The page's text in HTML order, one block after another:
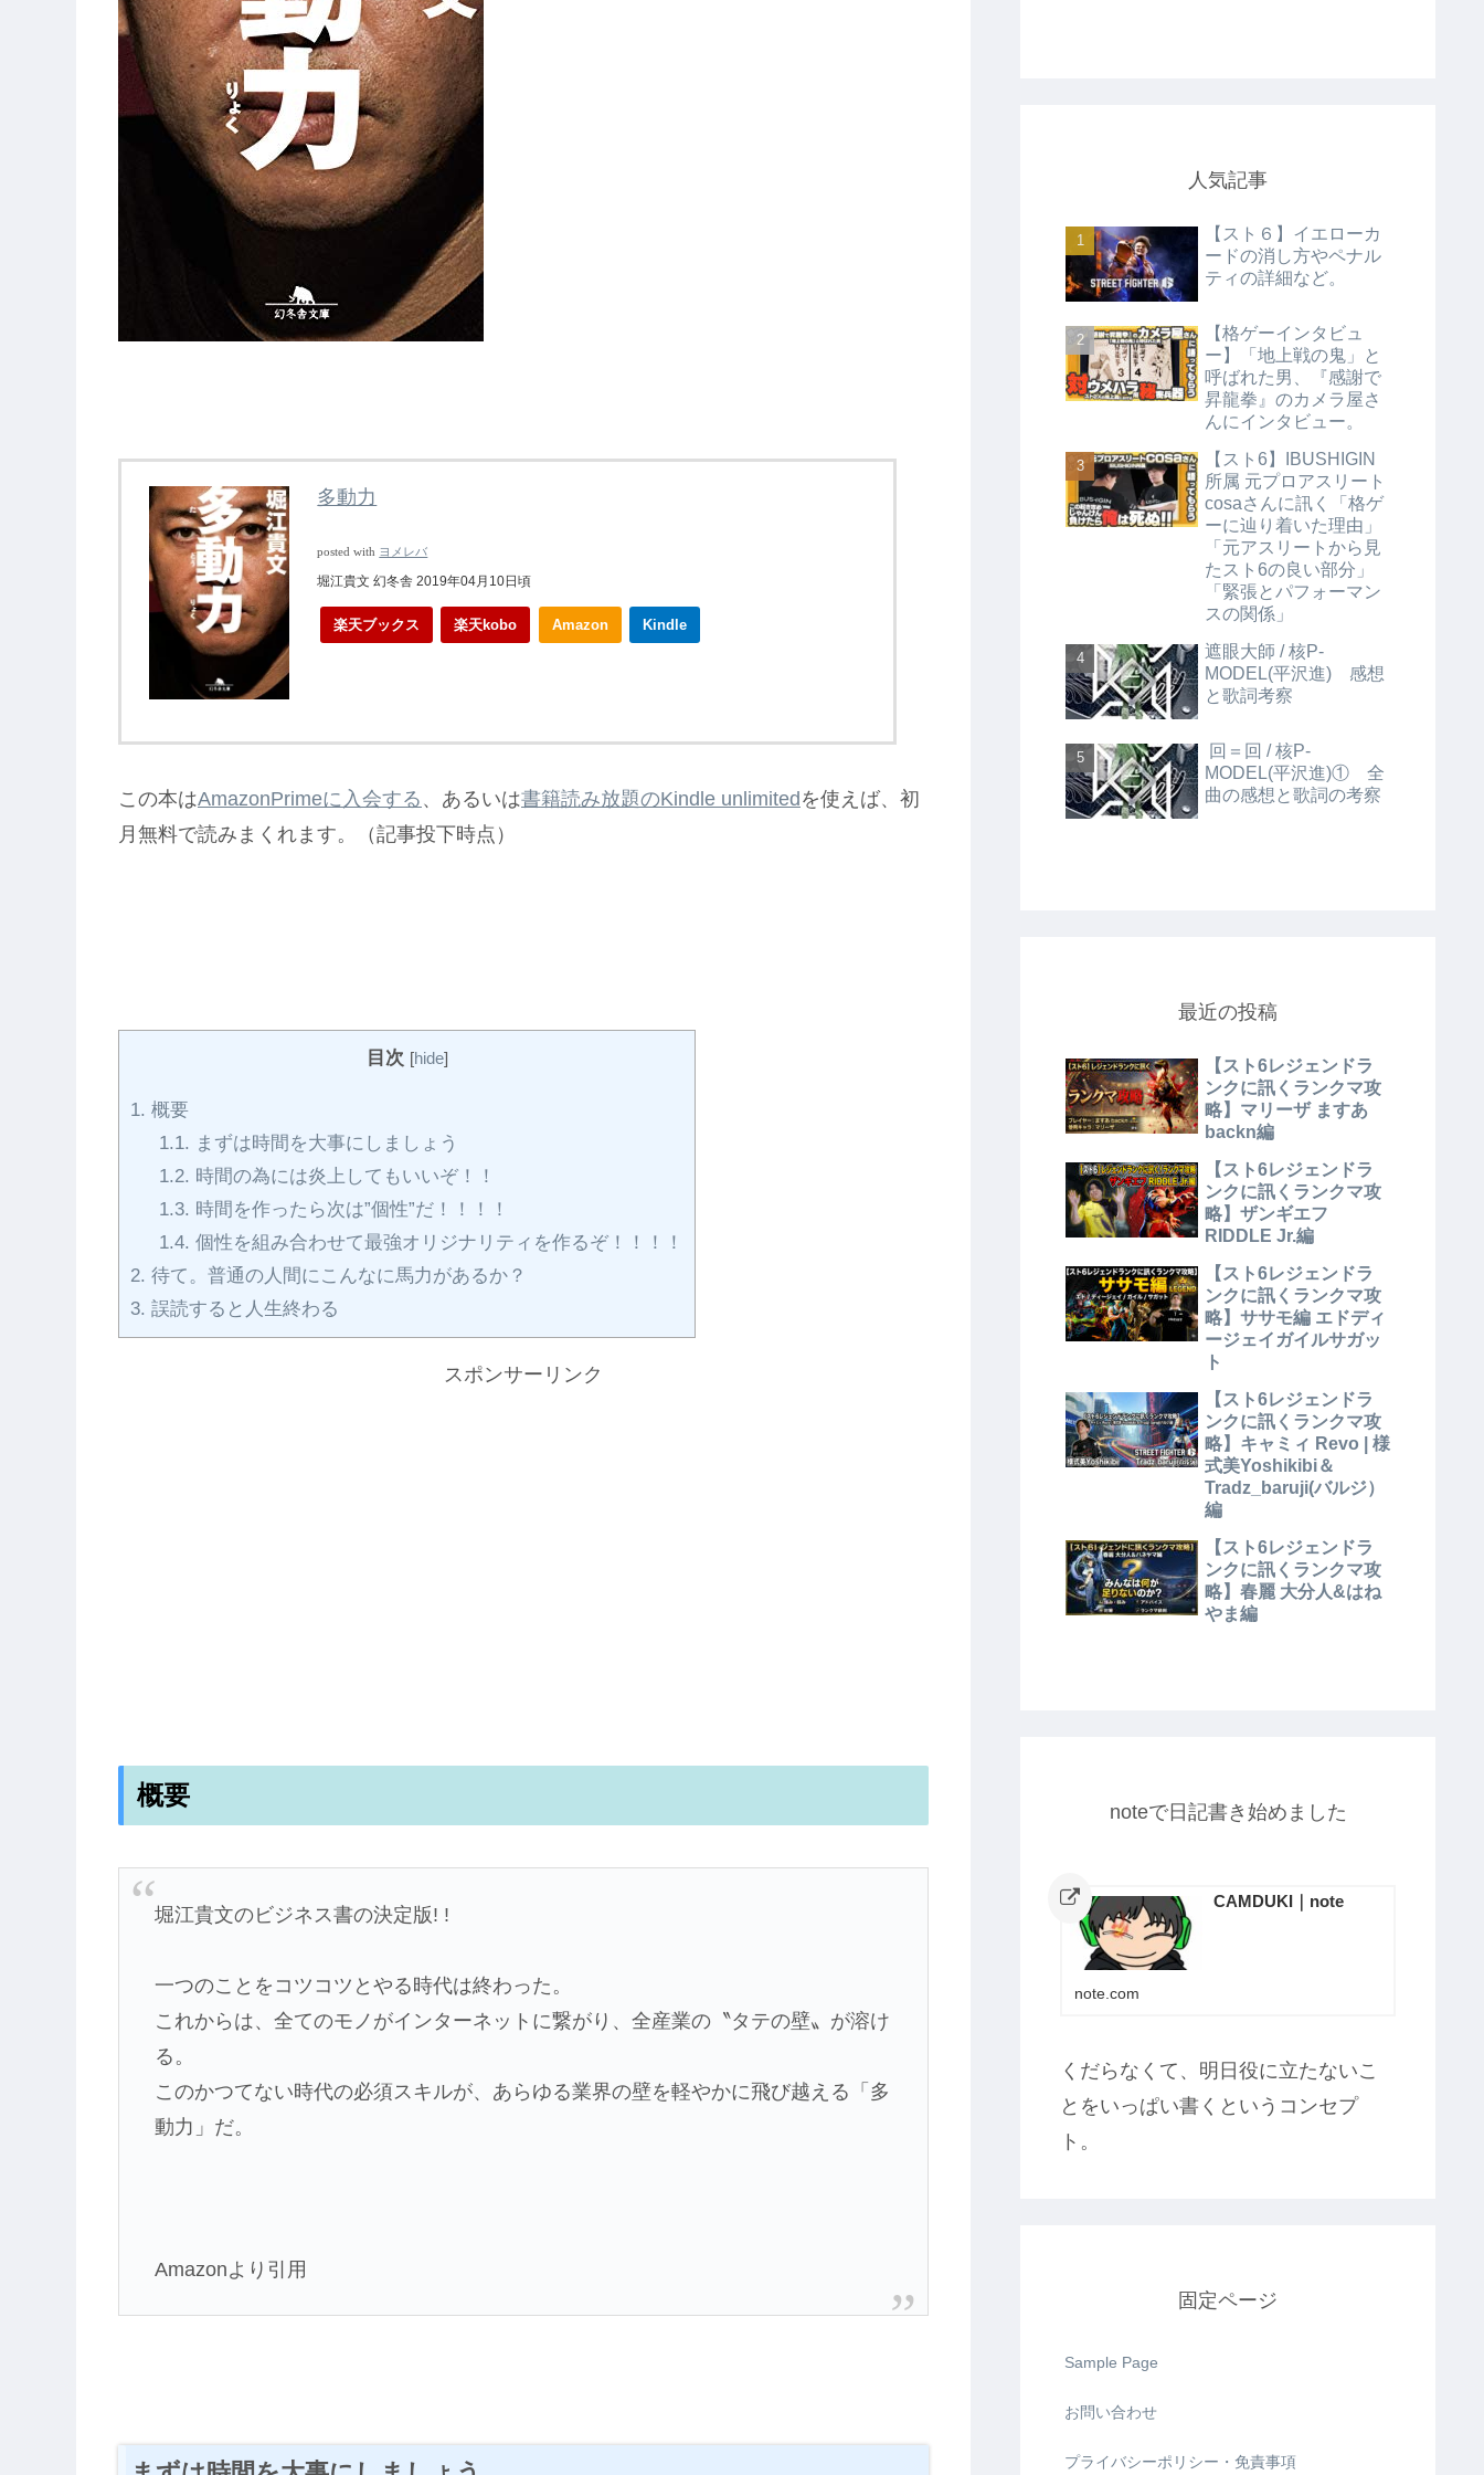
多動力
posted with ヨメレバ
堀江貴文 幻冬舎 2019年04月10日頃
楽天ブックス 楽天kobo Amazon Kindle
この本はAmazonPrimeに入会する 、あるいは書籍読み放題のKindle unlimitedを使えば、初
月無料で読みまくれます。（記事投下時点）
目次 [hide]
1. 概要
1.1. まずは時間を大事にしましょう
1.2. 時間の為には炎上してもいいぞ！！
1.3. 時間を作ったら次は”個性”だ！！！！
1.4. 個性を組み合わせて最強オリジナリティを作るぞ！！！！
2. 待て。普通の人間にこんなに馬力があるか？
3. 誤読すると人生終わる
スポンサーリンク
概要
堀江貴文のビジネス書の決定版! !
一つのことをコツコツとやる時代は終わった。
これからは、全てのモノがインターネットに繋がり、全産業の〝タテの壁〟が溶け
る。
このかつてない時代の必須スキルが、あらゆる業界の壁を軽やかに飛び越える「多
動力」だ。
Amazonより引用
人気記事
【スト６】イエローカ
ードの消し方やペナル
ティの詳細など。
【格ゲーインタビュ
ー】「地上戦の鬼」と
呼ばれた男、『感謝で
昇龍拳』のカメラ屋さ
んにインタビュー。
【スト6】IBUSHIGIN
所属 元プロアスリート
cosaさんに訊く「格ゲ
ーに辿り着いた理由」
「元アスリートから見
たスト6の良い部分」
「緊張とパフォーマン
スの関係」
遮眼大師 / 核P-
MODEL(平沢進) 感想
と歌詞考察
回＝回 / 核P-
MODEL(平沢進)① 全
曲の感想と歌詞の考察
最近の投稿
【スト6レジェンドラ
ンクに訊くランクマ攻
略】マリーザ ますあ
backn編
【スト6レジェンドラ
ンクに訊くランクマ攻
略】ザンギエフ
RIDDLE Jr.編
【スト6レジェンドラ
ンクに訊くランクマ攻
略】ササモ編 エドディ
ージェイガイルサガッ
ト
【スト6レジェンドラ
ンクに訊くランクマ攻
略】キャミィ Revo | 様
式美Yoshikibi＆
Tradz_baruji(バルジ）
編
【スト6レジェンドラ
ンクに訊くランクマ攻
略】春麗 大分人&はね
やま編
noteで日記書き始めました
CAMDUKI｜note
note.com
くだらなくて、明日役に立たないこ
とをいっぱい書くというコンセプ
ト。
固定ページ
Sample Page
お問い合わせ
プライバシーポリシー・免責事項